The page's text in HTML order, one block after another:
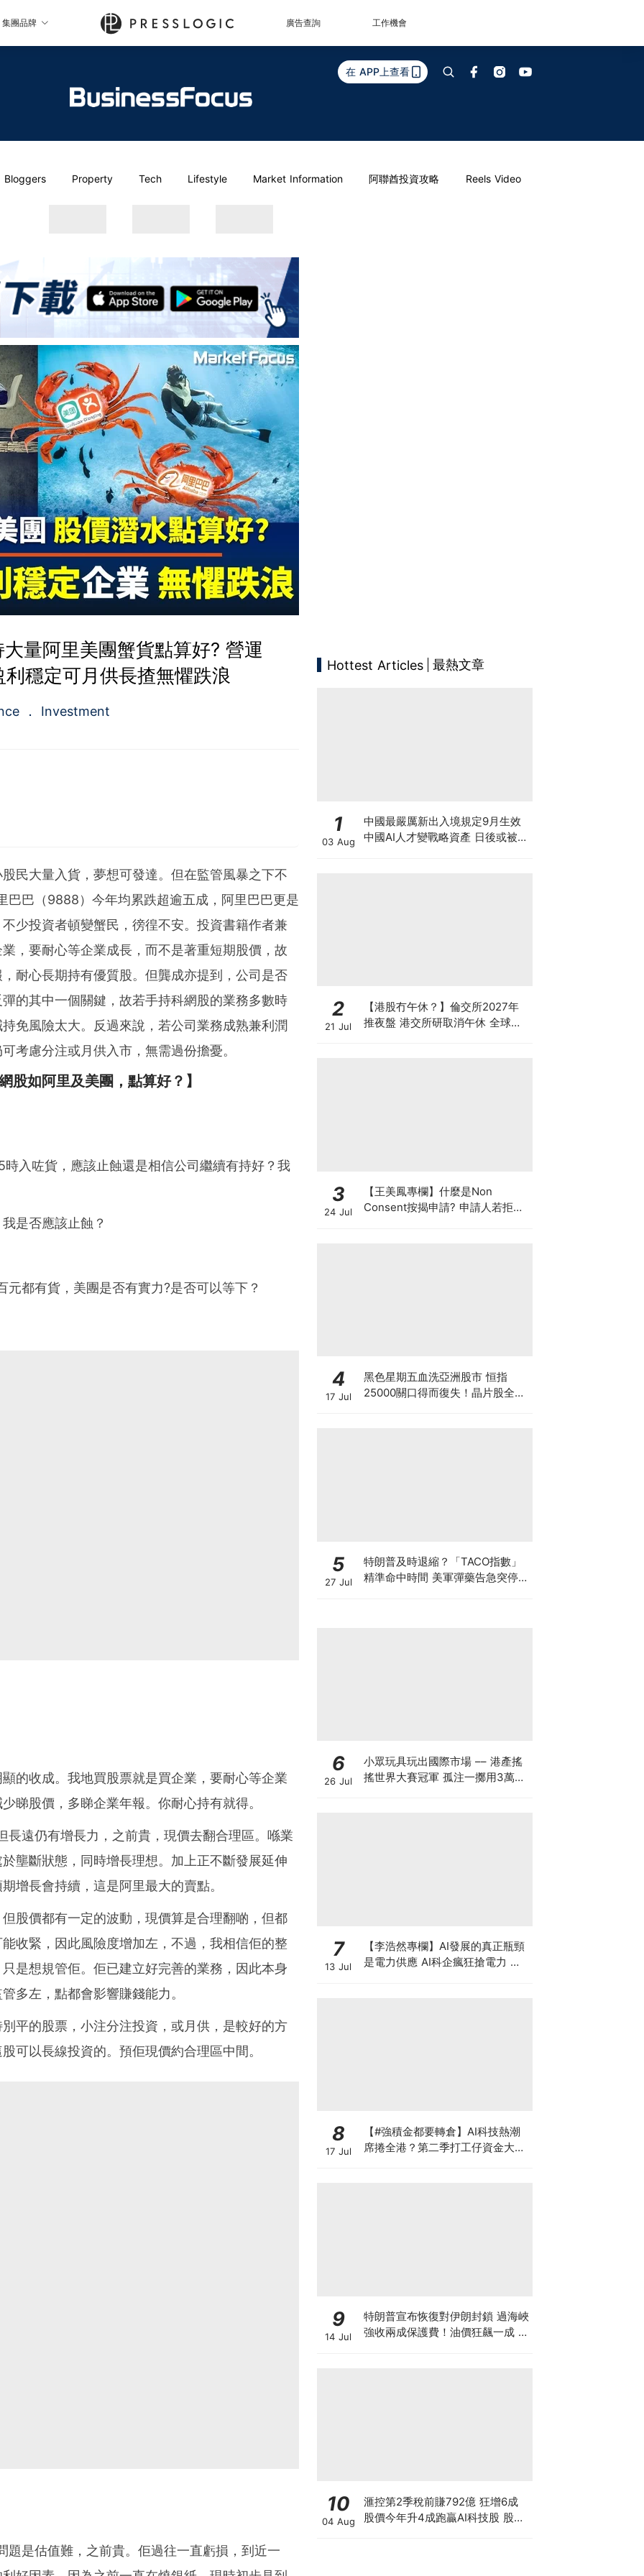
集團品牌 廣告查詢 工作機會
在 APP上查看
Bloggers Property Tech Lifestyle Market Information 阿聯酋投資攻略 Reels Video
量阿里美團蟹貨點算好? 營運
穩定可月供長揸無懼跌浪
Investment
自由行》、《50優質潛力股》、《股票勝經》等，十
過百萬，為人氣博客，解答理財問題20000條
逾20年投資經驗
，視買股票如買生意一樣
數能獲利超過1倍以上
民大量入貨，夢想可發達。但在監管風暴之下不
巴（9888）今年均累跌超逾五成，阿里巴巴更是
少投資者頓變蟹民，徬徨不安。投資書籍作者兼
，要耐心等企業成長，而不是著重短期股價，故
耐心長期持有優質股。但龔成亦提到，公司是否
的其中一個關鍵，故若手持科網股的業務多數時
免風險太大。反過來說，若公司業務成熟兼利潤
考慮分注或月供入市，無需過份擔憂。
股如阿里及美團，點算好？】
入咗貨，應該止蝕還是相信公司繼續有持好？我
是否應該止蝕？
都有貨，美團是否有實力?是否可以等下？
的收成。我地買股票就是買企業，要耐心等企業
睇股價，多睇企業年報。你耐心持有就得。
遠仍有增長力，之前貴，現價去翻合理區。喺業
壟斷狀態，同時增長理想。加上正不斷發展延伸
增長會持續，這是阿里最大的賣點。
股價都有一定的波動，現價算是合理翻啲，但都
收緊，因此風險度增加左，不過，我相信佢的整
是想規管佢。佢已建立好完善的業務，因此本身
多左，點都會影響賺錢能力。
平的股票，小注分注投資，或月供，是較好的方
可以長線投資的。預佢現價約合理區中間。
是估值難，之前貴。佢過往一直虧損，到近一
Hottest Articles 最熱文章
1
03 Aug
中國最嚴厲新出入境規定9月生效
中國AI人才變戰略資產 日後或被嚴
2
21 Jul
【港股冇午休？】倫交所2027年
推夜盤 港交所研取消午休 全球交
3
24 Jul
【王美鳳專欄】什麼是Non
Consent按揭申請? 申請人若拒披
4
17 Jul
黑色星期五血洗亞洲股市 恒指
25000關口得而復失！晶片股全線
5
27 Jul
特朗普及時退縮？「TACO指數」
精準命中時間 美軍彈藥告急突停火
6
26 Jul
小眾玩具玩出國際市場 –– 港產搖
搖世界大賽冠軍 孤注一擲用3萬創
7
13 Jul
【李浩然專欄】AI發展的真正瓶頸
是電力供應 AI科企瘋狂搶電力 美
8
17 Jul
【#強積金都要轉倉】AI科技熱潮
席捲全港？第二季打工仔資金大遷
9
14 Jul
特朗普宣布恢復對伊朗封鎖 過海峽
強收兩成保護費！油價狂飆一成 金
10
04 Aug
滙控第2季稅前賺792億 狂增6成
股價今年升4成跑贏AI科技股 股價